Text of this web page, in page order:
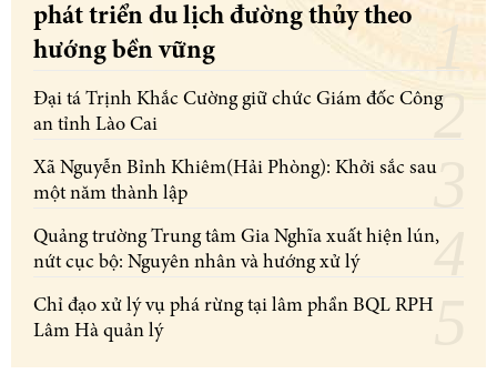
phát triển du lịch đường thủy theo
hướng bền vững
Đại tá Trịnh Khắc Cường giữ chức Giám đốc Công
an tỉnh Lào Cai
Xã Nguyễn Bỉnh Khiêm(Hải Phòng): Khởi sắc sau
một năm thành lập
Quảng trường Trung tâm Gia Nghĩa xuất hiện lún,
nứt cục bộ: Nguyên nhân và hướng xử lý
Chỉ đạo xử lý vụ phá rừng tại lâm phần BQL RPH
Lâm Hà quản lý